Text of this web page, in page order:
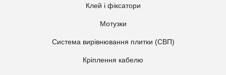
Клей і фіксатори
Мотузки
Система вирівнювання плитки (СВП)
Кріплення кабелю